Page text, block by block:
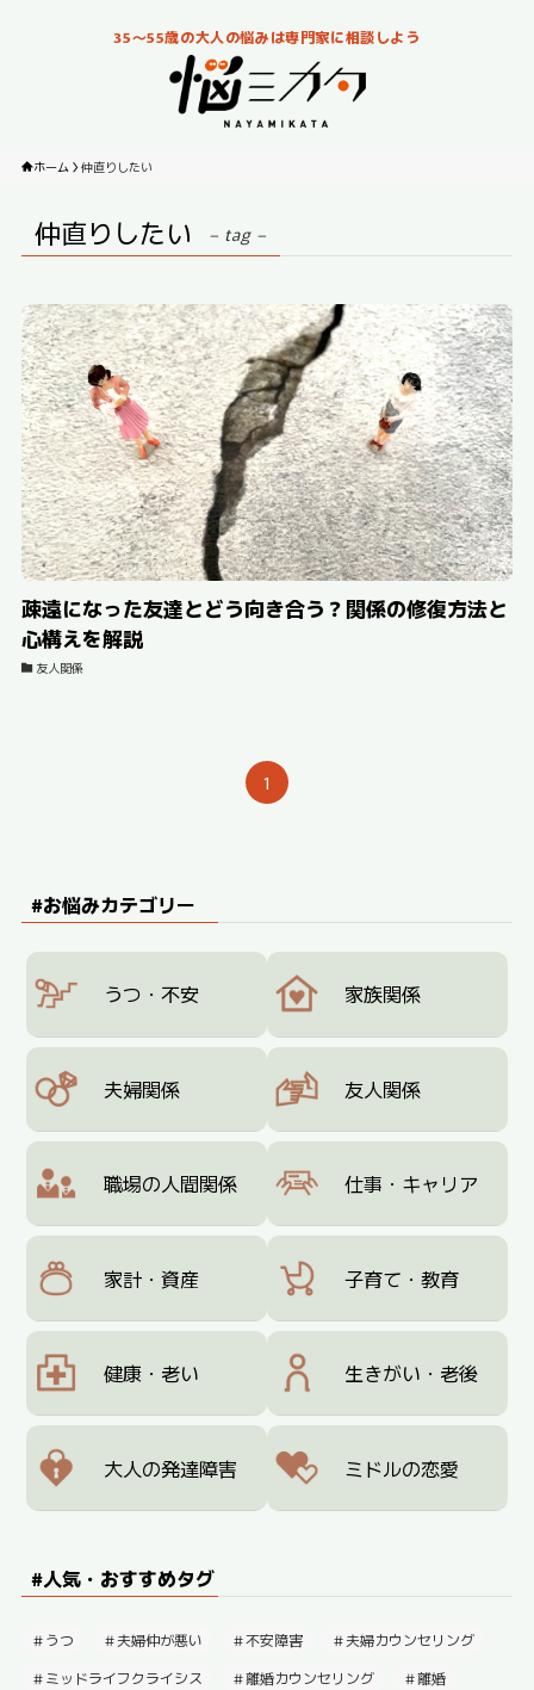
35～55歳の大人の悩みは専門家に相談しよう
ホーム 仲直りしたい
仲直りしたい – tag –
疎遠になった友達とどう向き合う？関係の修復方法と
心構えを解説
友人関係
1
#お悩みカテゴリー
うつ・不安 家族関係
夫婦関係 友人関係
職場の人間関係 仕事・キャリア
家計・資産 子育て・教育
健康・老い 生きがい・老後
大人の発達障害 ミドルの恋愛
#人気・おすすめタグ
うつ 夫婦仲が悪い 不安障害
夫婦カウンセリング
ミッドライフクライシス
離婚カウンセリング
離婚